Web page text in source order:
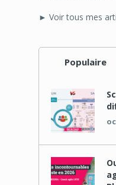
► Voir tous mes
Populaire